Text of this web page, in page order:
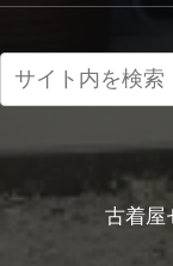
古着屋